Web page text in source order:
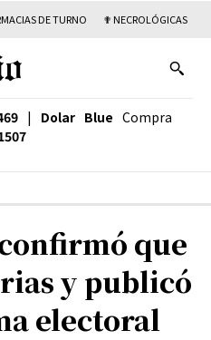
DE TURNO ✟ NECROLÓGICAS
| Dolar Blue Compra
que
y publicó
electoral